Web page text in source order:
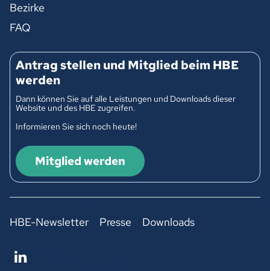
Bezirke
FAQ
Antrag stellen und Mitglied beim HBE
werden
Dann können Sie auf alle Leistungen und Downloads dieser
Website und des HBE zugreifen.
Informieren Sie sich noch heute!
Mitglied werden
HBE-Newsletter Presse Downloads